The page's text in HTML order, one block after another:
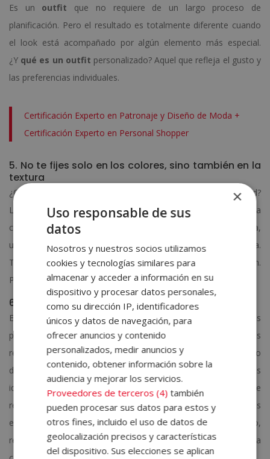
Es un outfit que no requiere de un largo proceso de
planificación. Pero el resultado es totalmente diferente cuando
el look está acompañado por algún elemento más especial.
¿Y qué es un outfit personalizado? Aquel que refleja el gusto y
las preferencias individuales.
Certificación Experto en Patronaje y Diseño de Moda +
Certificación Experto en Personal Shopper
5. No te fijes solo en los colores, sino también en la
textura
¿Cómo puedes comprobar si una prenda te favorece de verdad?
La belleza de un estilismo no solo reside en la perfecta
combinación de tonos diferentes. La textura de una chaqueta,
una camisa, una camiseta o un abrigo también es significativa.
Ten en cuenta que algunos tejidos añaden un mayor volumen.
Por ello, busca el equilibrio en el conjunto.
6. Adapta las tendencias a tu propio estilo
Es muy importante que te informes sobre cuáles son las
propuestas de la temporada. Inspírate en aquellas ideas
repetidas que observas en los escaparates de las tiendas. Pero
descarta aquellas alternativas con las que no te sientes
identificado. Evita las modas que no te favorecen o no te
resultan cómodas. El factor estético, como ya sabes, es
esencial en la elaboración de un outfit. A pesar de ello,
recuerda que una imagen atractiva siempre está unida con la
×
Uso responsable de sus
datos
Nosotros y nuestros socios utilizamos
cookies y tecnologías similares para
almacenar y acceder a información en su
dispositivo y procesar datos personales,
como su dirección IP, identificadores
únicos y datos de navegación, para
ofrecer anuncios y contenido
personalizados, medir anuncios y
contenido, obtener información sobre la
audiencia y mejorar los servicios.
Proveedores de terceros (4) también
pueden procesar sus datos para estos y
otros fines, incluido el uso de datos de
geolocalización precisos y características
del dispositivo. Sus elecciones se aplican